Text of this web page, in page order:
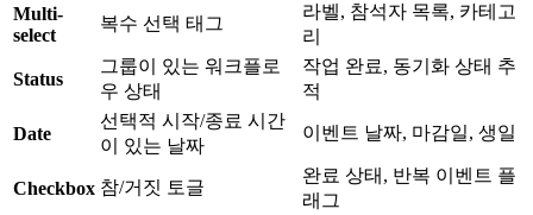
Multi-
select
복수 선택 태그
라벨, 참석자 목록, 카테고
리
Status
그룹이 있는 워크플로
우 상태
작업 완료, 동기화 상태 추
적
Date
선택적 시작/종료 시간
이 있는 날짜
이벤트 날짜, 마감일, 생일
Checkbox 참/거짓 토글
완료 상태, 반복 이벤트 플
래그